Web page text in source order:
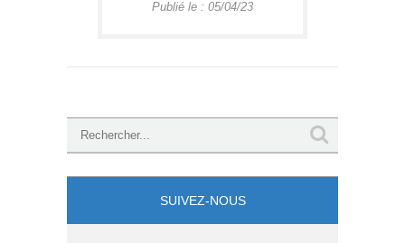
Publié le : 05/04/23
SUIVEZ-NOUS